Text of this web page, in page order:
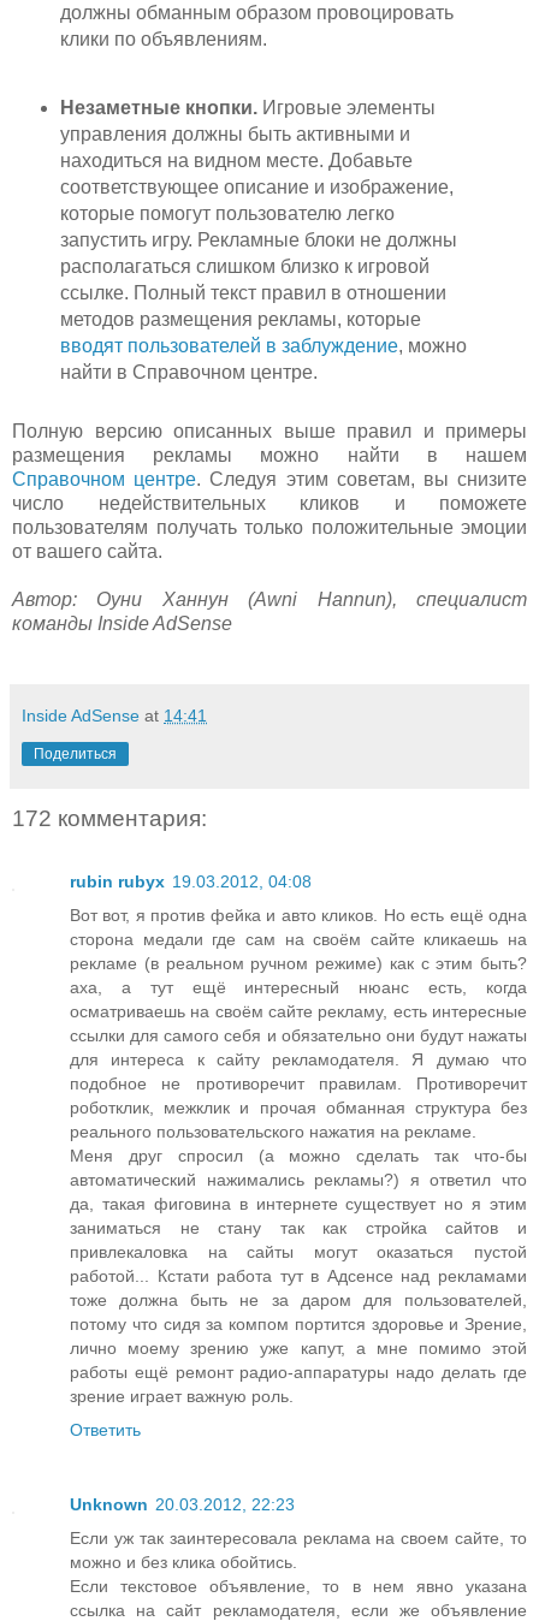
должны обманным образом провоцировать
клики по объявлениям.
Незаметные кнопки.Игровые элементы
управления должны быть активными и
находиться на видном месте. Добавьте
соответствующее описание и изображение,
которые помогут пользователю легко
запустить игру. Рекламные блоки не должны
располагаться слишком близко к игровой
ссылке. Полный текст правил в отношении
методов размещения рекламы, которые
вводят пользователей в заблуждение, можно
найти в Справочном центре.
Полную версию описанных выше правил и примеры
размещения рекламы можно найти в нашем
Справочном центре. Следуя этим советам, вы снизите
число недействительных кликов и поможете
пользователям получать только положительные эмоции
от вашего сайта.
Автор: Оуни Ханнун (Awni Hannun), специалист
команды Inside AdSense
Inside AdSense at 14:41
Поделиться
172 комментария:
rubin rubyx 19.03.2012, 04:08
Вот вот, я против фейка и авто кликов. Но есть ещё одна
сторона медали где сам на своём сайте кликаешь на
рекламе (в реальном ручном режиме) как с этим быть?
аха, а тут ещё интересный нюанс есть, когда
осматриваешь на своём сайте рекламу, есть интересные
ссылки для самого себя и обязательно они будут нажаты
для интереса к сайту рекламодателя. Я думаю что
подобное не противоречит правилам. Противоречит
роботклик, межклик и прочая обманная структура без
реального пользовательского нажатия на рекламе.
Меня друг спросил (а можно сделать так что-бы
автоматический нажимались рекламы?) я ответил что
да, такая фиговина в интернете существует но я этим
заниматься не стану так как стройка сайтов и
привлекаловка на сайты могут оказаться пустой
работой... Кстати работа тут в Адсенсе над рекламами
тоже должна быть не за даром для пользователей,
потому что сидя за компом портится здоровье и Зрение,
лично моему зрению уже капут, а мне помимо этой
работы ещё ремонт радио-аппаратуры надо делать где
зрение играет важную роль.
Ответить
Unknown 20.03.2012, 22:23
Если уж так заинтересовала реклама на своем сайте, то
можно и без клика обойтись.
Если текстовое объявление, то в нем явно указана
ссылка на сайт рекламодателя, если же объявление